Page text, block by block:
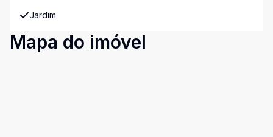
Jardim
Mapa do imóvel